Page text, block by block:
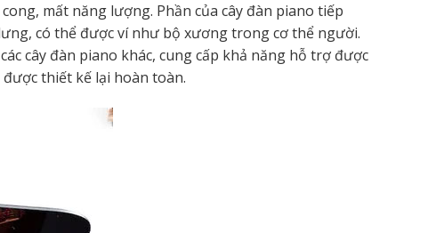
mất năng lượng. Phần của cây đàn piano tiếp
có thể được ví như bộ xương trong cơ thể người.
cây đàn piano khác, cung cấp khả năng hỗ trợ được
được thiết kế lại hoàn toàn.